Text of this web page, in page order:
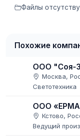
Файлы
Похожие
ООО "Соя-
Москва,
Светотехника
ООО
Кстово,
Ведущий